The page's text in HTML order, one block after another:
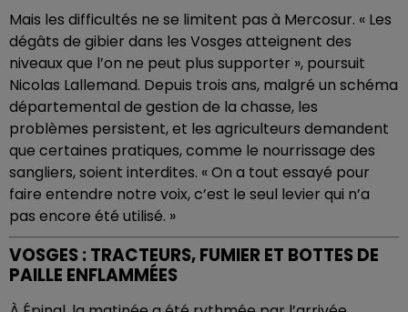
Mais les difficultés ne se limitent pas à Mercosur. « Les
dégâts de gibier dans les Vosges atteignent des
niveaux que l’on ne peut plus supporter », poursuit
Nicolas Lallemand. Depuis trois ans, malgré un schéma
départemental de gestion de la chasse, les
problèmes persistent, et les agriculteurs demandent
que certaines pratiques, comme le nourrissage des
sangliers, soient interdites. « On a tout essayé pour
faire entendre notre voix, c’est le seul levier qui n’a
pas encore été utilisé. »
VOSGES : TRACTEURS, FUMIER ET BOTTES DE
PAILLE ENFLAMMÉES